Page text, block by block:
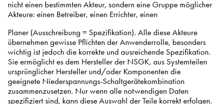
nicht einen bestimmten Akteur, sondern eine Gruppe möglicher
Akteure: einen Betreiber, einen Errichter, einen
Planer (Ausschreibung = Spezifikation). Alle diese Akteure
übernehmen gewisse Pflichten der Anwenderrolle, besonders
wichtig ist jedoch die korrekte und ausreichende Spezifikation.
Sie ermöglicht es dem Hersteller der NSGK, aus Systemteilen
ursprünglicher Hersteller und/oder Komponenten die
geeignete Niederspannungs-Schaltgerätekombination
zusammenzusetzen. Nur wenn alle notwendigen Daten
spezifiziert sind, kann diese Auswahl der Teile korrekt erfolgen.